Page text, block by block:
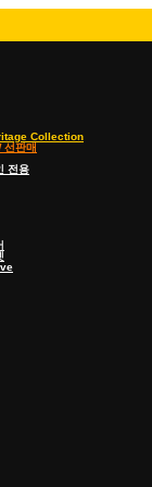
Collection
선판매
전용